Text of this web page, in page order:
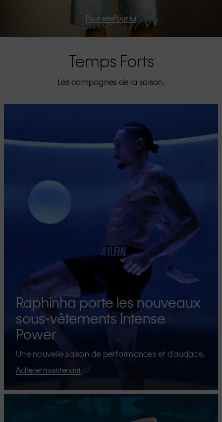
Pour ellePour lui
Temps Forts
Les campagnes de la saison.
Raphinha porte les nouveaux
sous-vêtements Intense
Power
Une nouvelle saison de performances et d’audace.
Acheter maintenant